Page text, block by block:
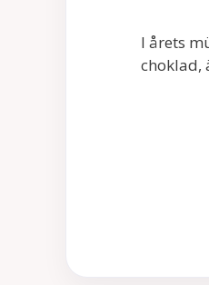
I årets
choklad,